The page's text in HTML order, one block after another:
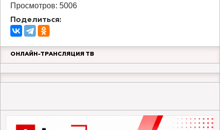
Просмотров: 5006
Поделиться:
ОНЛАЙН-ТРАНСЛЯЦИЯ ТВ